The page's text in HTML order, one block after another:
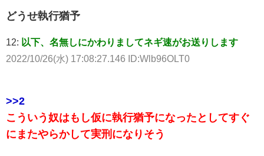
どうせ執行猶予
12: 以下、名無しにかわりましてネギ速がお送りします
2022/10/26(水) 17:08:27.146 ID:Wlb96OLT0
>>2
こういう奴はもし仮に執行猶予になったとしてすぐ
にまたやらかして実刑になりそう